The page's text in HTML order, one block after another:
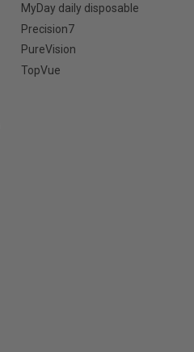
MyDay daily disposable
Precision7
PureVision
TopVue